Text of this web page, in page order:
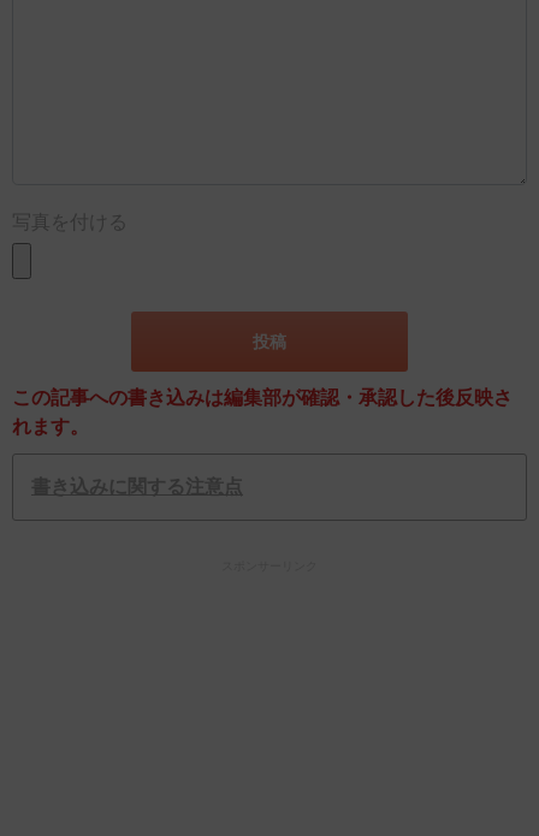
写真を付ける
この記事への書き込みは編集部が確認・承認した後反映さ
れます。
書き込みに関する注意点